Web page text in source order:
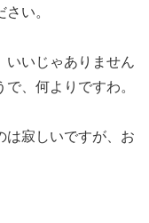
い。
いいじゃありません
、何よりですわ。
は寂しいですが、お